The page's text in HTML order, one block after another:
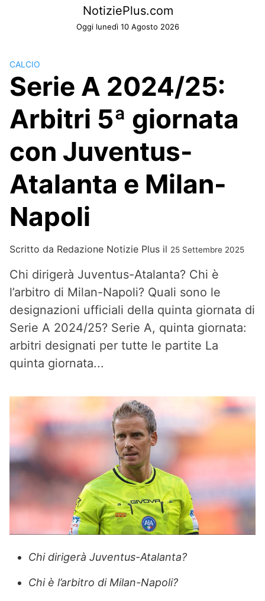
NotiziePlus.com
Oggi lunedì 10 Agosto 2026
CALCIO
Serie A 2024/25:
Arbitri 5ª giornata
con Juventus-
Atalanta e Milan-
Napoli
Scritto da Redazione Notizie Plus il 25 Settembre 2025
Chi dirigerà Juventus-Atalanta? Chi è
l’arbitro di Milan-Napoli? Quali sono le
designazioni ufficiali della quinta giornata di
Serie A 2024/25? Serie A, quinta giornata:
arbitri designati per tutte le partite La
quinta giornata...
Chi dirigerà Juventus-Atalanta?
Chi è l’arbitro di Milan-Napoli?